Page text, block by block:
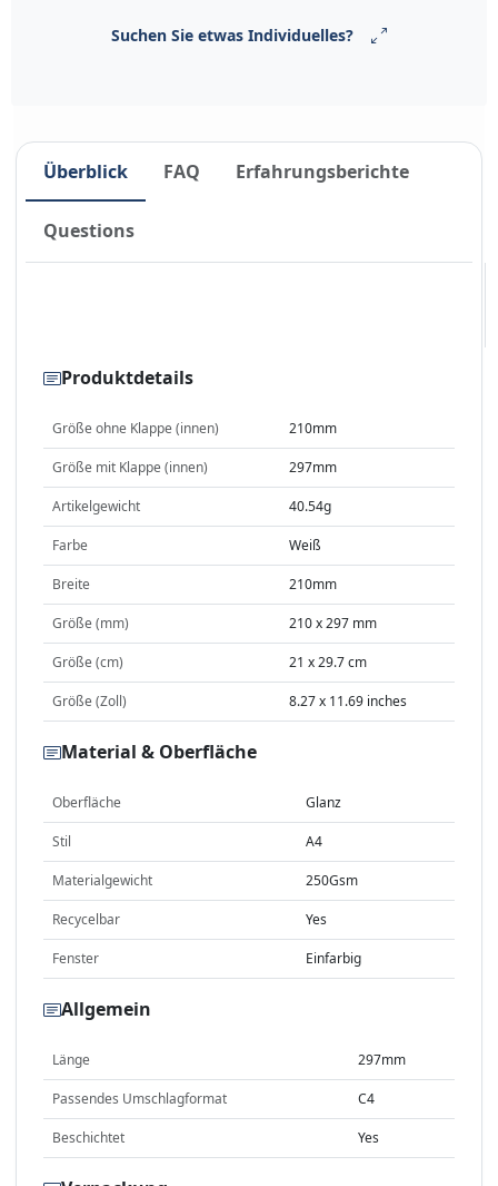
Suchen Sie etwas Individuelles?
Überblick FAQ Erfahrungsberichte
Questions
Produktdetails
Größe ohne Klappe (innen) 210mm
Größe mit Klappe (innen) 297mm
Artikelgewicht 40.54g
Farbe Weiß
Breite 210mm
Größe (mm) 210 x 297 mm
Größe (cm) 21 x 29.7 cm
Größe (Zoll) 8.27 x 11.69 inches
Material & Oberfläche
Oberfläche Glanz
Stil A4
Materialgewicht 250Gsm
Recycelbar Yes
Fenster Einfarbig
Allgemein
Länge 297mm
Passendes Umschlagformat C4
Beschichtet Yes